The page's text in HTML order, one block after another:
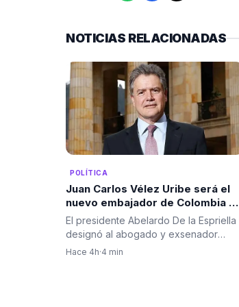
NOTICIAS RELACIONADAS
POLÍTICA
Juan Carlos Vélez Uribe será el
nuevo embajador de Colombia en
Ecuador por designación del
presidente Abelardo De la
Espriella
El presidente Abelardo De la Espriella
designó al abogado y exsenador
antioqueño Juan Carlos Vélez…
Hace 4h·4 min